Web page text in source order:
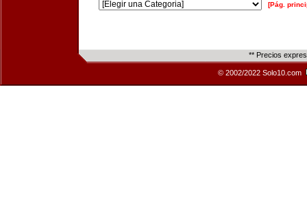
[Pág.
** Precios
© 2002/2022 Solo10.com